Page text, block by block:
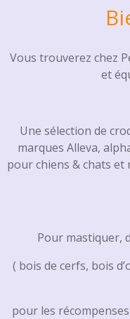
principal
Vous trouverez chez
et
Une sélection de
marques Alleva,
pour chiens & chats et
Pour mastiquer,
( bois de cerfs, bois
pour les